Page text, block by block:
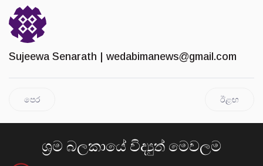
Sujeewa Senarath | wedabimanews@gmail.com
පෙර ඊළඟ
ශ්‍රම බලකායේ විද්‍යුත් මෙවලම